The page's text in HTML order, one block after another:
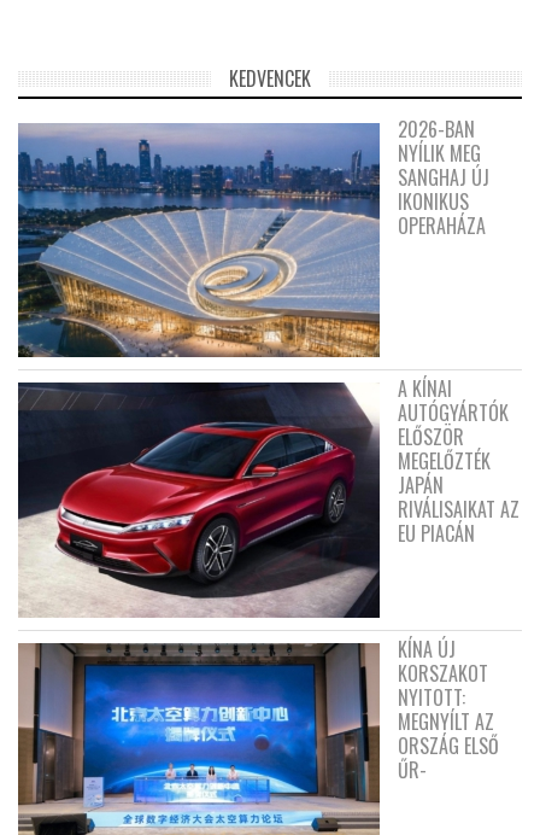
KEDVENCEK
2026-BAN
NYÍLIK MEG
SANGHAJ ÚJ
IKONIKUS
OPERAHÁZA
A KÍNAI
AUTÓGYÁRTÓK
ELŐSZÖR
MEGELŐZTÉK
JAPÁN
RIVÁLISAIKAT AZ
EU PIACÁN
KÍNA ÚJ
KORSZAKOT
NYITOTT:
MEGNYÍLT AZ
ORSZÁG ELSŐ
ŰR-